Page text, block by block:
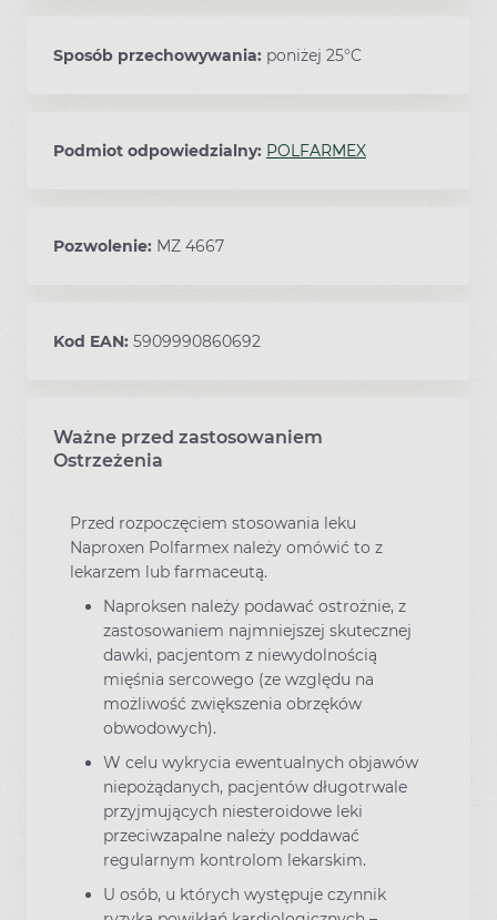
Sposób przechowywania: poniżej 25°C
Podmiot odpowiedzialny: POLFARMEX
Pozwolenie: MZ 4667
Kod EAN: 5909990860692
Ważne przed zastosowaniem
Ostrzeżenia
Przed rozpoczęciem stosowania leku
Naproxen Polfarmex należy omówić to z
lekarzem lub farmaceutą.
Naproksen należy podawać ostrożnie, z
zastosowaniem najmniejszej skutecznej
dawki, pacjentom z niewydolnością
mięśnia sercowego (ze względu na
możliwość zwiększenia obrzęków
obwodowych).
W celu wykrycia ewentualnych objawów
niepożądanych, pacjentów długotrwale
przyjmujących niesteroidowe leki
przeciwzapalne należy poddawać
regularnym kontrolom lekarskim.
U osób, u których występuje czynnik